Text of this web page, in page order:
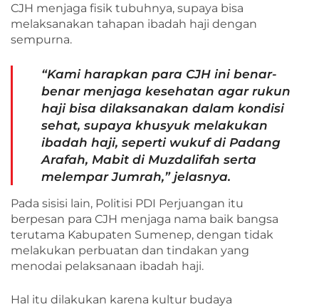
CJH menjaga fisik tubuhnya, supaya bisa
melaksanakan tahapan ibadah haji dengan
sempurna.
“Kami harapkan para CJH ini benar-
benar menjaga kesehatan agar rukun
haji bisa dilaksanakan dalam kondisi
sehat, supaya khusyuk melakukan
ibadah haji, seperti wukuf di Padang
Arafah, Mabit di Muzdalifah serta
melempar Jumrah,” jelasnya.
Pada sisisi lain, Politisi PDI Perjuangan itu
berpesan para CJH menjaga nama baik bangsa
terutama Kabupaten Sumenep, dengan tidak
melakukan perbuatan dan tindakan yang
menodai pelaksanaan ibadah haji.
Hal itu dilakukan karena kultur budaya